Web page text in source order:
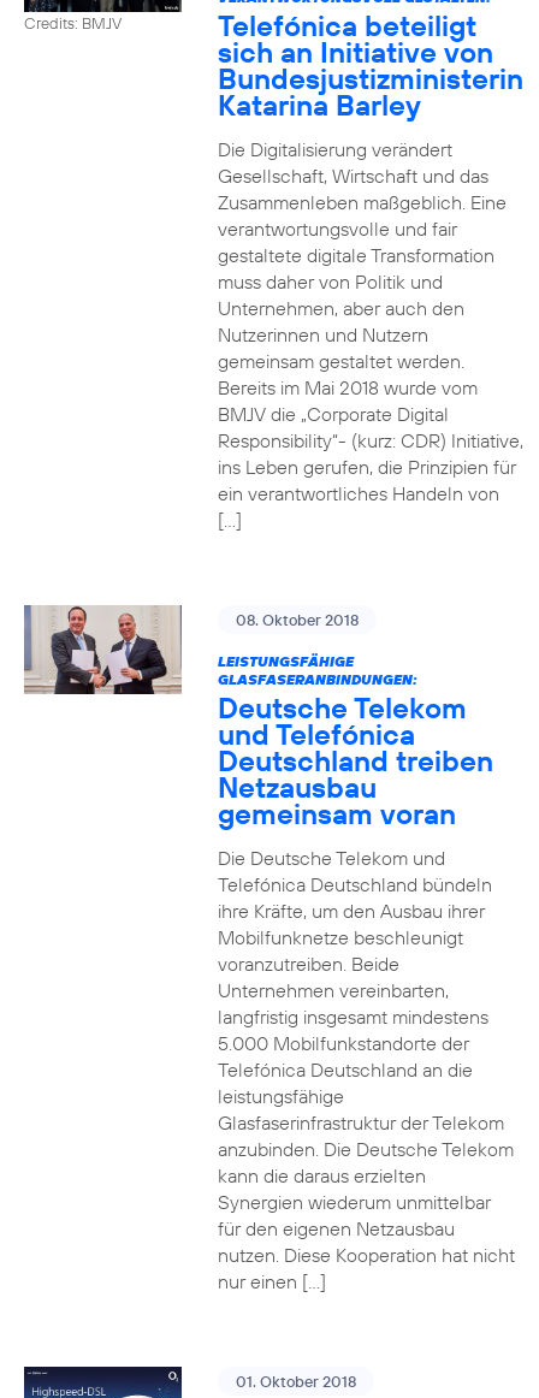
Credits: BMJV Telefónica beteiligt
sich an Initiative von
Bundesjustizministerin
Katarina Barley
Die Digitalisierung verändert
Gesellschaft, Wirtschaft und das
Zusammenleben maßgeblich. Eine
verantwortungsvolle und fair
gestaltete digitale Transformation
muss daher von Politik und
Unternehmen, aber auch den
Nutzerinnen und Nutzern
gemeinsam gestaltet werden.
Bereits im Mai 2018 wurde vom
BMJV die „Corporate Digital
Responsibility“- (kurz: CDR) Initiative,
ins Leben gerufen, die Prinzipien für
ein verantwortliches Handeln von
[…]
08. Oktober 2018
LEISTUNGSFÄHIGE
GLASFASERANBINDUNGEN:
Deutsche Telekom
und Telefónica
Deutschland treiben
Netzausbau
gemeinsam voran
Die Deutsche Telekom und
Telefónica Deutschland bündeln
ihre Kräfte, um den Ausbau ihrer
Mobilfunknetze beschleunigt
voranzutreiben. Beide
Unternehmen vereinbarten,
langfristig insgesamt mindestens
5.000 Mobilfunkstandorte der
Telefónica Deutschland an die
leistungsfähige
Glasfaserinfrastruktur der Telekom
anzubinden. Die Deutsche Telekom
kann die daraus erzielten
Synergien wiederum unmittelbar
für den eigenen Netzausbau
nutzen. Diese Kooperation hat nicht
nur einen […]
01. Oktober 2018